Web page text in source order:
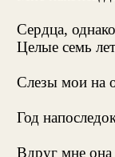
Сердца,
Целые семь
Слезы мои на
Год
Вдруг мне она